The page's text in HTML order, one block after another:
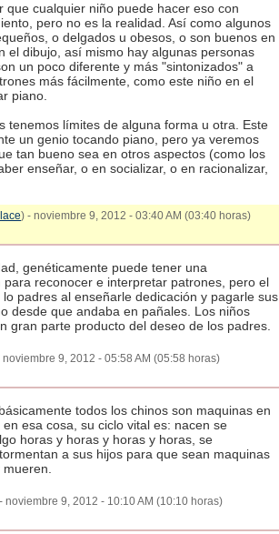
que cualquier niño puede hacer eso con
pero no es la realidad. Así como algunos
o delgados u obesos, o son buenos en
el dibujo, así mismo hay algunas personas
un poco diferente y más "sintonizados" a
más fácilmente, como este niño en el
piano.
tenemos límites de alguna forma u otra. Este
un genio tocando piano, pero ya veremos
tan bueno sea en otros aspectos (como los
enseñar, o en socializar, o en racionalizar,
) - noviembre 9, 2012 - 03:40 AM (03:40 horas)
genéticamente puede tener una
para reconocer e interpretar patrones, pero el
padres al enseñarle dedicación y pagarle sus
desde que andaba en pañales. Los niños
gran parte producto del deseo de los padres.
noviembre 9, 2012 - 05:58 AM (05:58 horas)
todos los chinos son maquinas en
esa cosa, su ciclo vital es: nacen se
horas y horas y horas y horas, se
a sus hijos para que sean maquinas
- noviembre 9, 2012 - 10:10 AM (10:10 horas)